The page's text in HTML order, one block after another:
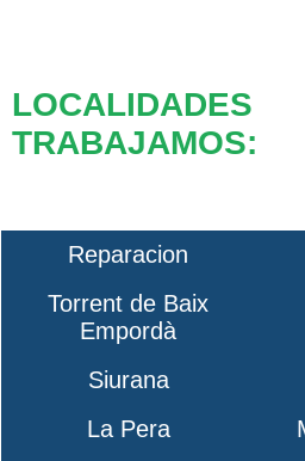
TRABAJAMOS:
Reparacion
Torrent de Baix
Empordà
Siurana
La Pera